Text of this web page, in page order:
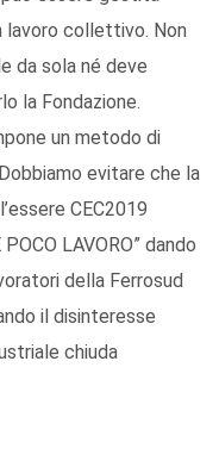
lavoro collettivo. Non
da sola né deve
la Fondazione.
un metodo di
evitare che la
CEC2019
LAVORO” dando
della Ferrosud
il disinteresse
chiuda